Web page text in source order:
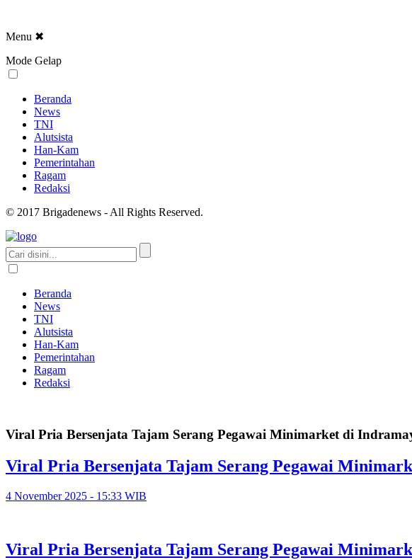
Menu ✖
Mode Gelap
Beranda
News
TNI
Alutsista
Han-Kam
Pemerintahan
Ragam
Redaksi
© 2017 Brigadenews - All Rights Reserved.
Beranda
News
TNI
Alutsista
Han-Kam
Pemerintahan
Ragam
Redaksi
Viral Pria Bersenjata Tajam Serang Pegawai Minimarket di
Viral Pria Bersenjata Tajam Serang Pegawai
4 November 2025 - 15:33 WIB
Viral Pria Bersenjata Tajam Serang Pegawai